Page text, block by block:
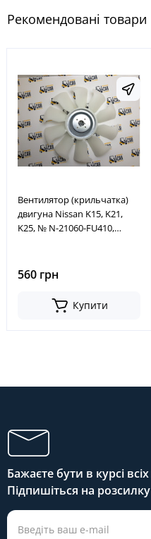
Рекомендовані товари
Вентилятор (крильчатка)
двигуна Nissan K15, K21,
K25, № N-21060-FU410,
560 грн
Купити
Бажаєте бути в курсі
Підпишіться на розсилку